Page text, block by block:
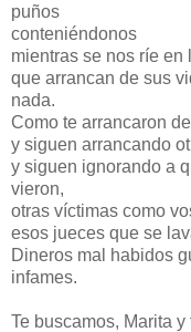
puños
conteniéndonos
mientras se nos ríe
que arrancan de sus
nada.
Como te arrancaron
y siguen arrancando
y siguen ignorando a
vieron,
otras víctimas como
esos jueces que se
Dineros mal habidos
infames.
Te buscamos, Marita